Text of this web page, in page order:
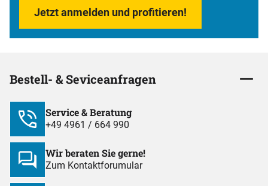
Jetzt anmelden und profitieren!
Bestell- & Seviceanfragen
Service & Beratung
+49 4961 / 664 990
Wir beraten Sie gerne!
Zum Kontaktforumular